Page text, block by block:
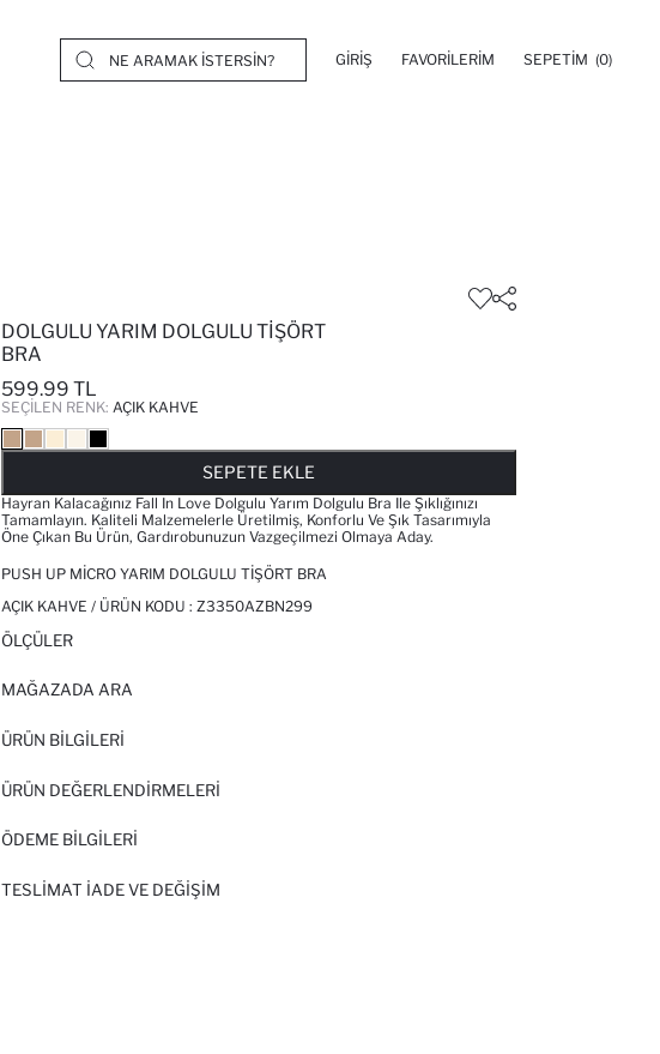
GIRIŞ FAVORILERIM SEPETIM (0)
DOLGULU YARIM DOLGULU TIŞÖRT
BRA
599.99 TL
SEÇILEN RENK: AÇIK KAHVE
SEPETE EKLE
Hayran Kalacağınız Fall In Love Dolgulu Yarım Dolgulu Bra Ile Şıklığınızı
Tamamlayın. Kaliteli Malzemelerle Üretilmiş, Konforlu Ve Şık Tasarımıyla
Öne Çıkan Bu Ürün, Gardırobunuzun Vazgeçilmezi Olmaya Aday.
PUSH UP MICRO YARIM DOLGULU TIŞÖRT BRA
AÇIK KAHVE / ÜRÜN KODU : Z3350AZBN299
ÖLÇÜLER
MAĞAZADA ARA
ÜRÜN BILGILERI
ÜRÜN DEĞERLENDİRMELERİ
ÖDEME BİLGİLERİ
TESLIMAT İADE VE DEĞIŞIM